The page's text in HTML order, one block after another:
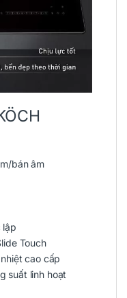
bán âm
lập
Touch
cao cấp
suất linh hoạt